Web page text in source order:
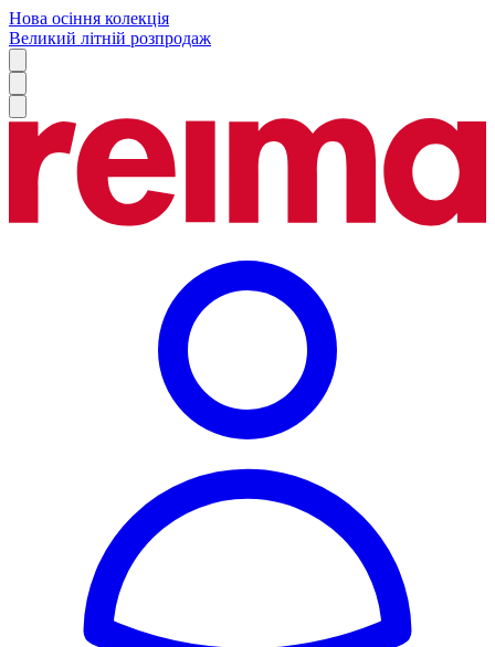
Нова осіння колекція
Великий літній розпродаж